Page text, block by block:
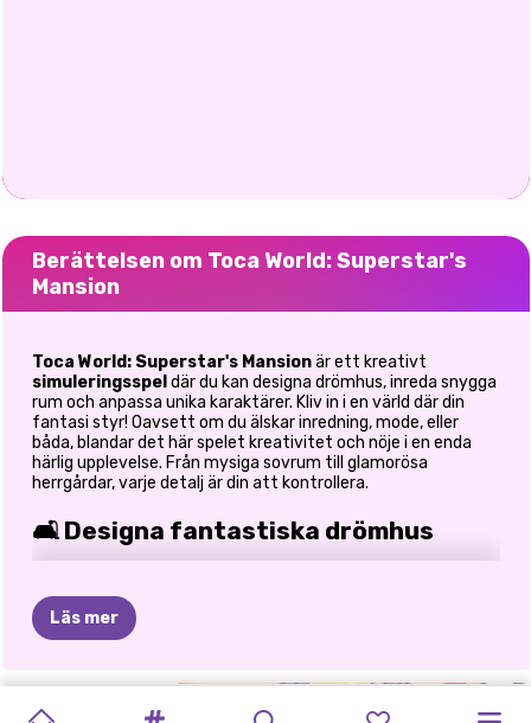
Berättelsen om Toca World: Superstar's
Mansion
Toca World: Superstar's Mansionär ett kreativt
simuleringsspel där du kan designa drömhus, inreda snygga
rum och anpassa unika karaktärer. Kliv in i en värld där din
fantasi styr! Oavsett om du älskar inredning, mode, eller
båda, blandar det här spelet kreativitet och nöje i en enda
härlig upplevelse. Från mysiga sovrum till glamorösa
herrgårdar, varje detalj är din att kontrollera.
🛋️ Designa fantastiska drömhus
skräddarsydda för en annan personlighet.
Skapa snygga kök med moderna vitvaror
inredning
Läs mer
LABUBU
TOCA AVATAR
MIN MANGA